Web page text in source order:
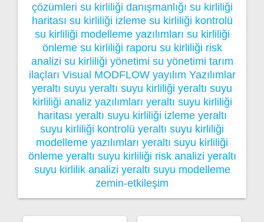
çözümleri su kirliliği danışmanlığı su kirliliği
haritası su kirliliği izleme su kirliliği kontrolü
su kirliliği modelleme yazılımları su kirliliği
önleme su kirliliği raporu su kirliliği risk
analizi su kirliliği yönetimi su yönetimi tarım
ilaçları Visual MODFLOW yayılım Yazılımlar
yeraltı suyu yeraltı suyu kirliliği yeraltı suyu
kirliliği analiz yazılımları yeraltı suyu kirliliği
haritası yeraltı suyu kirliliği izleme yeraltı
suyu kirliliği kontrolü yeraltı suyu kirliliği
modelleme yazılımları yeraltı suyu kirliliği
önleme yeraltı suyu kirliliği risk analizi yeraltı
suyu kirlilik analizi yeraltı suyu modelleme
zemin-etkileşim